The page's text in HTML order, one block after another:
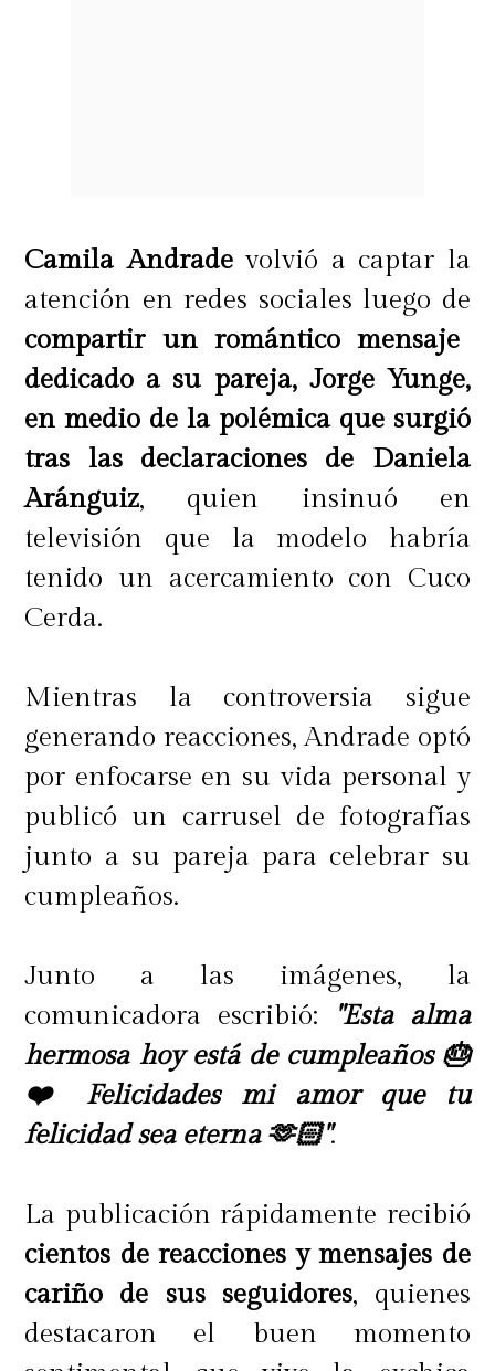
Camila Andradevolvió a captar la
atención en redes sociales luego de
compartir un romántico mensaje
dedicado a su pareja, Jorge Yunge,
en medio de la polémica que surgió
tras las declaraciones de Daniela
Aránguiz, quien insinuó en
televisión que la modelo habría
tenido un acercamiento con Cuco
Cerda.
Mientras la controversia sigue
generando reacciones, Andrade optó
por enfocarse en su vida personal y
publicó un carrusel de fotografías
junto a su pareja para celebrar su
cumpleaños.
Junto a las imágenes, la
comunicadora escribió:
"Esta alma
hermosa hoy está de cumpleaños 🎂
❤️ Felicidades mi amor que tu
felicidad sea eterna 🫶🏻".
La publicación rápidamente recibió
cientos de reacciones y mensajes de
cariño de sus seguidores, quienes
destacaron el buen momento